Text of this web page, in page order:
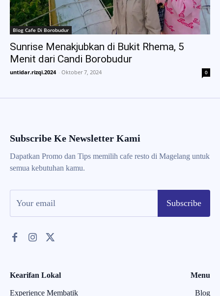
Blog Cafe Di Borobudur
Sunrise Menakjubkan di Bukit Rhema, 5
Menit dari Candi Borobudur
untidar.rizqi.2024 - Oktober 7, 2024 0
Subscribe Ke Newsletter Kami
Dapatkan Promo dan Tips memilih cafe resto di Magelang untuk
semua kebutuhan kamu.
Subscribe
Kearifan Lokal
Experience Membatik
Menu
Blog